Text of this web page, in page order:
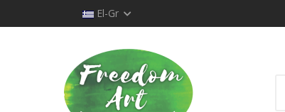
El-Gr